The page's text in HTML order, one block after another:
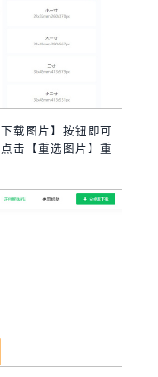
载图片】按钮即可
击【重选图片】重